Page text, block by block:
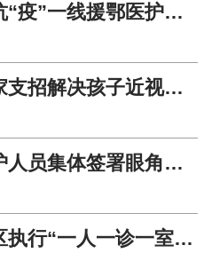
沈阳爱尔眼科医院为抗“疫”一线援鄂医护人员提供近视手术优惠政策
爱尔眼科近视防控专家支招解决孩子近视防控难题
爱尔眼科辽宁省区医护人员集体签署眼角膜捐献志愿书
沈阳爱尔眼科大东院区执行“一人一诊一室”恢复诊疗